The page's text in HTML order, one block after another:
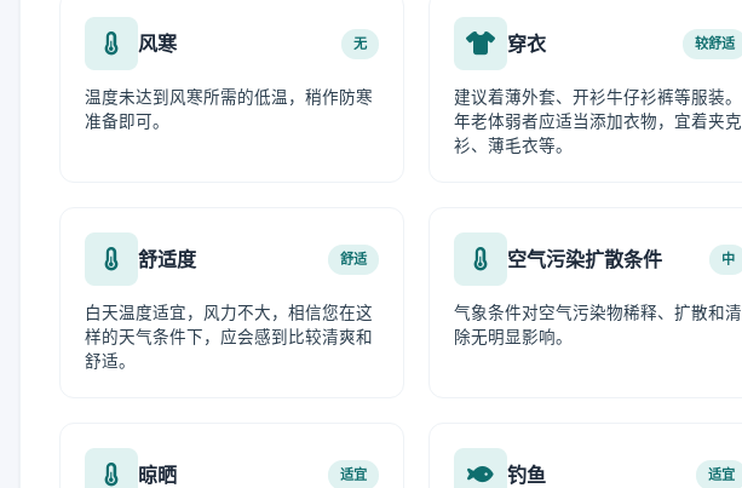
风寒 无
温度未达到风寒所需的低温，稍作防寒
准备即可。
穿衣 较舒适
建议着薄外套、开衫牛仔衫裤等服装。
年老体弱者应适当添加衣物，宜着夹克
衫、薄毛衣等。
舒适度 舒适
白天温度适宜，风力不大，相信您在这
样的天气条件下，应会感到比较清爽和
舒适。
空气污染扩散条件 中
气象条件对空气污染物稀释、扩散和清
除无明显影响。
晾晒 适宜 钓鱼 适宜